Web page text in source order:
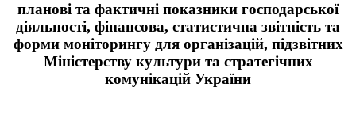
планові та фактичні показники господарської
діяльності, фінансова, статистична звітність та
форми моніторингу для організацій, підзвітних
Міністерству культури та стратегічних
комунікацій України